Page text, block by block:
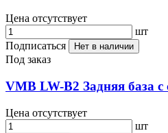
Цена отсутствует
шт
Подписаться
Нет в наличии
Под заказ
VMB LW-B2 Задняя база с
Цена отсутствует
шт